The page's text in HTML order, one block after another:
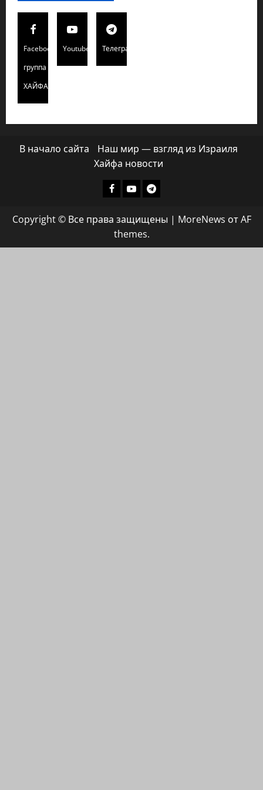
Facebook
группа
ХАЙФАИНФО
Youtube Телеграмм
В начало сайта
Наш мир — взгляд из Израиля
Хайфа новости
Facebook
ХАЙФАИНФО
YoutubeТелеграмм
Copyright © Все права защищены | MoreNews от AF
themes.